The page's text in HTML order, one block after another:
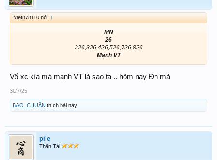
viet878110 nói: ↑
MN
26
226,326,426,526,726,826
Mạnh VT
Vố xc kìa mà mạnh VT là sao ta .. hôm nay Đn mà
30/7/25
BAO_CHUẨN thích bài này.
pile
Thần Tài